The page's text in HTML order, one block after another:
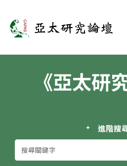
亞太研究論壇
《亞太研
進階搜